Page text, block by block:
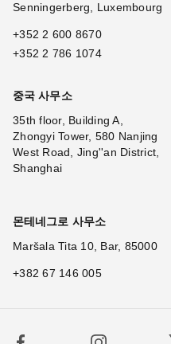
Senningerberg, Luxembourg
+352 2 600 8670
+352 2 786 1074
중국 사무소
35th floor, Building A,
Zhongyi Tower, 580 Nanjing
West Road, Jing''an District,
Shanghai
몬테네그로 사무소
Maršala Tita 10, Bar, 85000
+382 67 146 005